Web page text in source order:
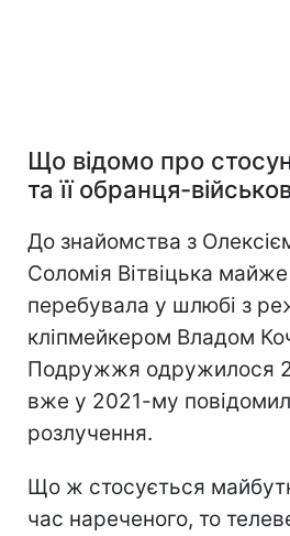
Що відомо про
та її обранця-
До знайомства з
Соломія Вітвіцька майже
перебувала у шлюбі з
кліпмейкером Владом
Подружжя одружилося
вже у 2021-му
розлучення.
Що ж стосується
час нареченого, то